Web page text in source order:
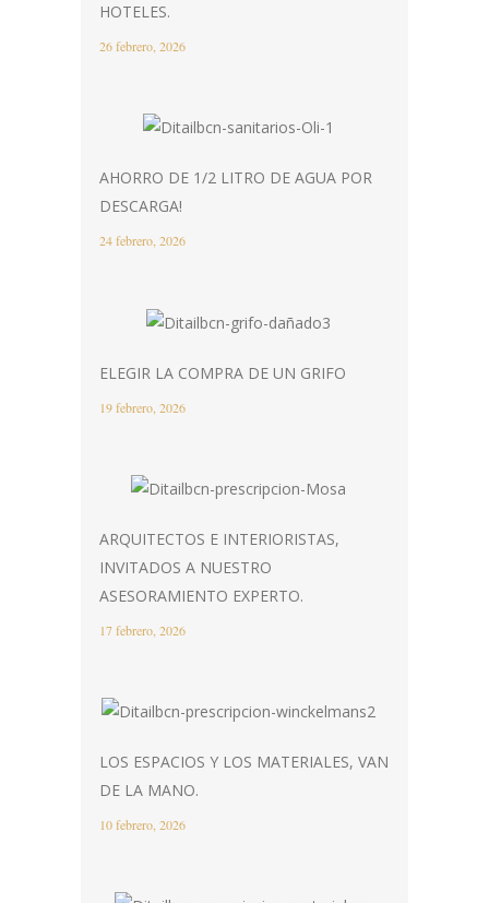
HOTELES.
26 febrero, 2026
AHORRO DE 1/2 LITRO DE AGUA POR
DESCARGA!
24 febrero, 2026
ELEGIR LA COMPRA DE UN GRIFO
19 febrero, 2026
ARQUITECTOS E INTERIORISTAS,
INVITADOS A NUESTRO
ASESORAMIENTO EXPERTO.
17 febrero, 2026
LOS ESPACIOS Y LOS MATERIALES, VAN
DE LA MANO.
10 febrero, 2026